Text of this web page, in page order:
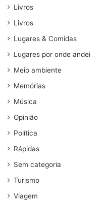
Livros
Livros
Lugares & Comidas
Lugares por onde andei
Meio ambiente
Memórias
Música
Opinião
Política
Rápidas
Sem categoria
Turismo
Viagem